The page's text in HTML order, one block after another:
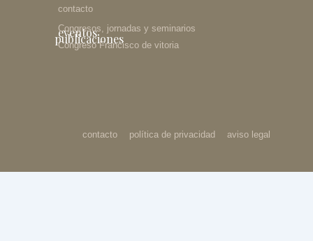
contacto
eventos
Congresos, jornadas y seminarios
Congreso Francisco de vitoria
publicaciones
contacto política de privacidad aviso legal